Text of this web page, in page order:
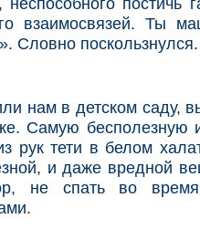
взаимосвязей. Ты
Словно поскользнулся.
нам в детском саду,
Самую бесполезную
рук тети в белом
и даже вредной
не спать во